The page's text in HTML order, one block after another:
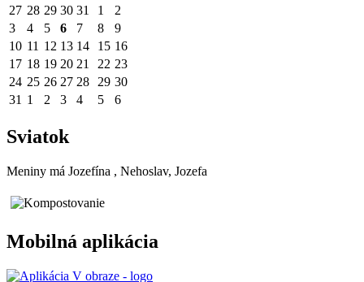
27 28 29 30 31 1
2
3
4 5 6 7 8
9
10 11 12 13 14 15 16
17 18 19 20 21 22 23
24 25 26 27 28 29 30
31 1 2 3 4 5 6
Sviatok
Meniny má Jozefína , Nehoslav, Jozefa
Mobilná aplikácia